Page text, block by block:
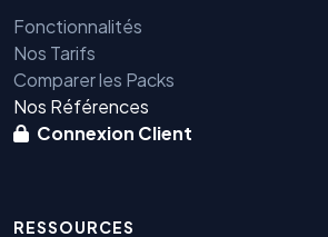
Fonctionnalités
Nos Tarifs
Comparer les Packs
Nos Références
Connexion Client
RESSOURCES